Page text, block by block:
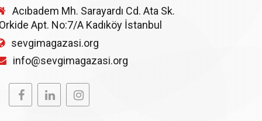
Acıbadem Mh. Sarayardı Cd. Ata Sk.
Apt. No:7/A Kadıköy İstanbul
sevgimagazasi.org
info@sevgimagazasi.org